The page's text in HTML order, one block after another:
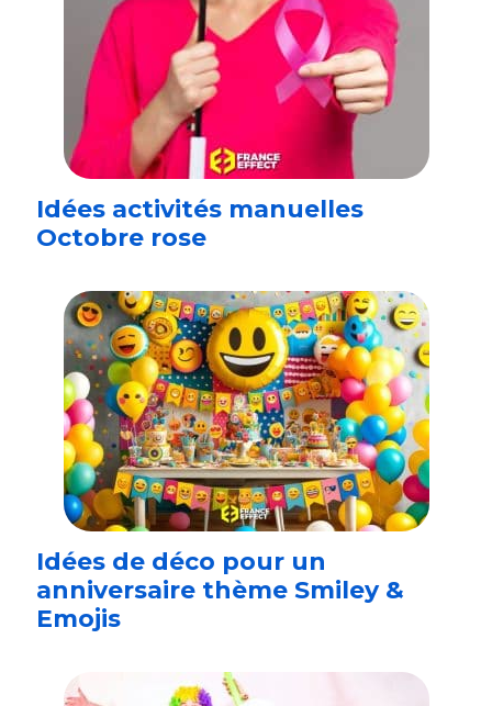
Idées activités manuelles
Octobre rose
Idées de déco pour un
anniversaire thème Smiley &
Emojis